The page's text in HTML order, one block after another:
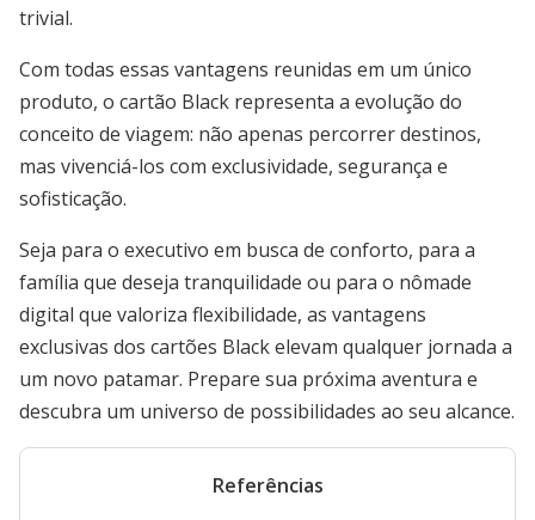
trivial.
Com todas essas vantagens reunidas em um único
produto, o cartão Black representa a evolução do
conceito de viagem: não apenas percorrer destinos,
mas vivenciá-los com exclusividade, segurança e
sofisticação.
Seja para o executivo em busca de conforto, para a
família que deseja tranquilidade ou para o nômade
digital que valoriza flexibilidade, as vantagens
exclusivas dos cartões Black elevam qualquer jornada a
um novo patamar. Prepare sua próxima aventura e
descubra um universo de possibilidades ao seu alcance.
Referências